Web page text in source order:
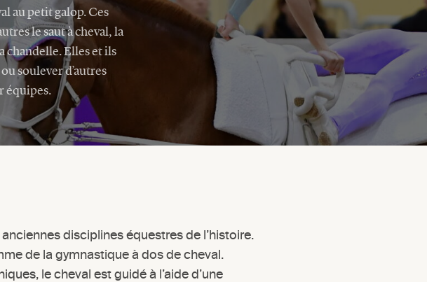
au petit galop. Ces
le saut à cheval, la
chandelle. Elles et ils
soulever d’autres
équipes.
disciplines équestres de l’histoire.
de la gymnastique à dos de cheval.
le cheval est guidé à l’aide d’une